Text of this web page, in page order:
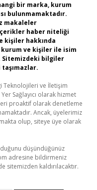
bir marka, kurum
bulunmamaktadır.
makaleler
haber niteliği
kişiler hakkında
kurum ve kişiler ile isim
bilgiler
Teknolojileri ve İletişim
Sağlayıcı olarak hizmet
proaktif olarak denetleme
Ancak, üyelerimiz
olup, siteye üye olarak
düşündüğünüz
adresine bildirmeniz
sitemizden kaldırılacaktır.